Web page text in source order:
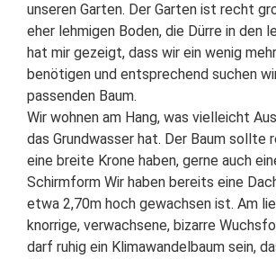
unseren Garten. Der Garten ist recht
eher lehmigen Boden, die Dürre in den
hat mir gezeigt, dass wir ein wenig
benötigen und entsprechend suchen
passenden Baum.
Wir wohnen am Hang, was vielleicht
das Grundwasser hat. Der Baum sollte
eine breite Krone haben, gerne auch
Schirmform Wir haben bereits eine
etwa 2,70m hoch gewachsen ist. Am
knorrige, verwachsene, bizarre
darf ruhig ein Klimawandelbaum sein,